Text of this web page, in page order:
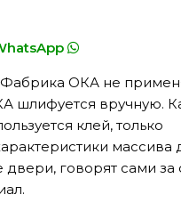
Фабрика ОКА не
шлифуется вручную.
клей, только
массива
говорят сами за